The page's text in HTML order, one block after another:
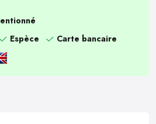
Espèce
Carte bancaire